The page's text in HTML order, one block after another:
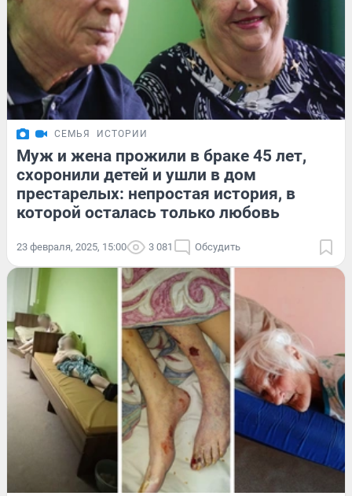
СЕМЬЯ ИСТОРИИ
Муж и жена прожили в браке 45 лет,
схоронили детей и ушли в дом
престарелых: непростая история, в
которой осталась только любовь
23 февраля, 2025, 15:00 3 081 Обсудить